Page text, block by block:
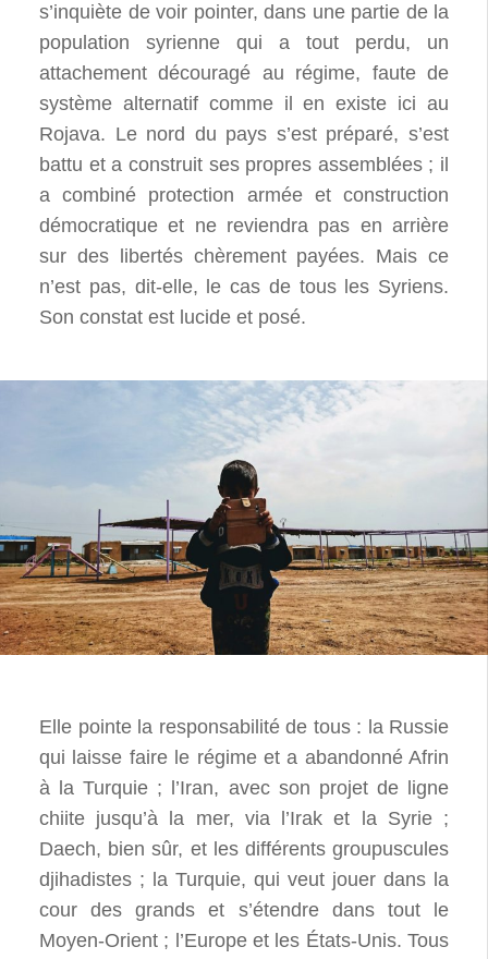
s’inquiète de voir pointer, dans une partie de la
population syrienne qui a tout perdu, un
attachement découragé au régime, faute de
système alternatif comme il en existe ici au
Rojava. Le nord du pays s’est préparé, s’est
battu et a construit ses propres assemblées ; il
a combiné protection armée et construction
démocratique et ne reviendra pas en arrière
sur des libertés chèrement payées. Mais ce
n’est pas, dit-elle, le cas de tous les Syriens.
Son constat est lucide et posé.
Elle pointe la responsabilité de tous : la Russie
qui laisse faire le régime et a abandonné Afrin
à la Turquie ; l’Iran, avec son projet de ligne
chiite jusqu’à la mer, via l’Irak et la Syrie ;
Daech, bien sûr, et les différents groupuscules
djihadistes ; la Turquie, qui veut jouer dans la
cour des grands et s’étendre dans tout le
Moyen-Orient ; l’Europe et les États-Unis. Tous